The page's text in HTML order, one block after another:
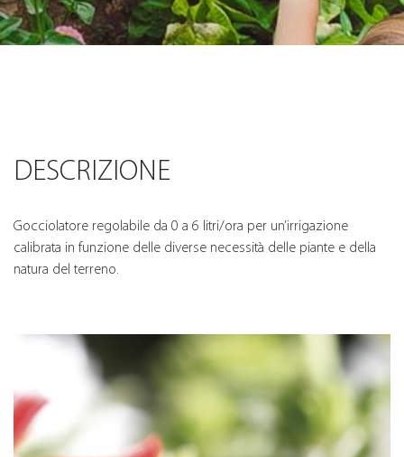
DESCRIZIONE
Gocciolatore regolabile da 0 a 6 litri/ora per un’irrigazione
calibrata in funzione delle diverse necessità delle piante e della
natura del terreno.